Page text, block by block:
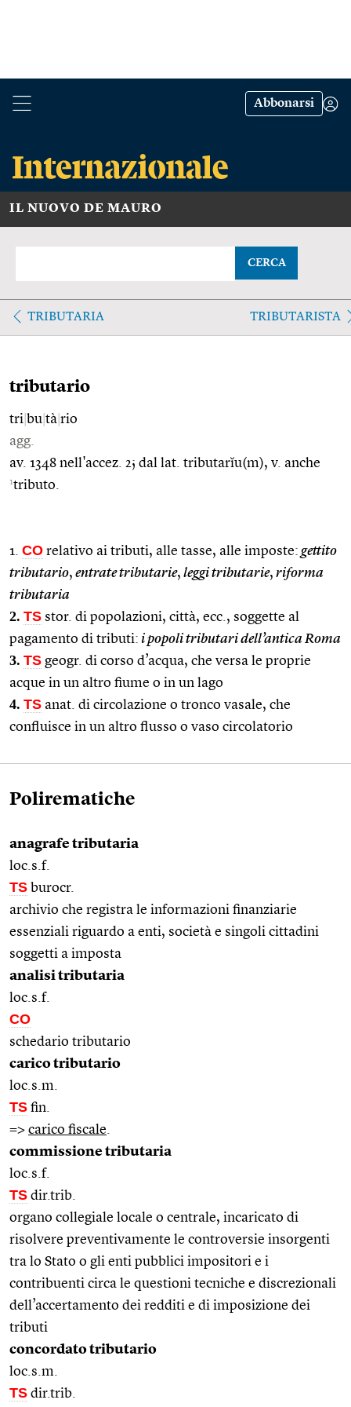
Abbonarsi
IL NUOVO DE MAURO
CERCA
TRIBUTARIA TRIBUTARISTA
tributario
tri bu tà rio
agg.
av. 1348 nell'accez. 2; dal lat. tributarĭu(m), v. anche
1tributo.
1. CO relativo ai tributi, alle tasse, alle imposte: gettito
tributario, entrate tributarie, leggi tributarie, riforma
tributaria
2. TS stor. di popolazioni, città, ecc., soggette al
pagamento di tributi: i popoli tributari dell’antica Roma
3. TS geogr. di corso d’acqua, che versa le proprie
acque in un altro fiume o in un lago
4. TS anat. di circolazione o tronco vasale, che
confluisce in un altro flusso o vaso circolatorio
Polirematiche
anagrafe tributaria
loc.s.f.
TS burocr.
archivio che registra le informazioni finanziarie
essenziali riguardo a enti, società e singoli cittadini
soggetti a imposta
analisi tributaria
loc.s.f.
CO
schedario tributario
carico tributario
loc.s.m.
TS fin.
=> carico fiscale
commissione tributaria
loc.s.f.
TS dir.trib.
organo collegiale locale o centrale, incaricato di
risolvere preventivamente le controversie insorgenti
tra lo Stato o gli enti pubblici impositori e i
contribuenti circa le questioni tecniche e discrezionali
dell’accertamento dei redditi e di imposizione dei
tributi
concordato tributario
loc.s.m.
TS dir.trib.